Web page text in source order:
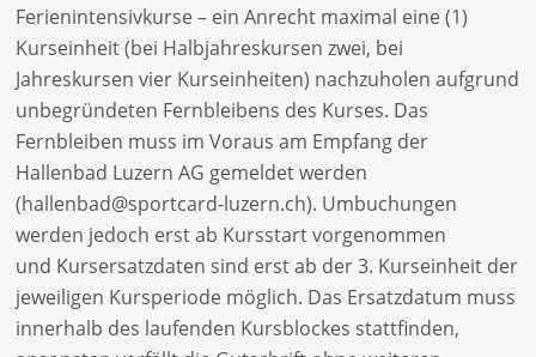
Ferienintensivkurse – ein Anrecht maximal eine (1)
Kurseinheit (bei Halbjahreskursen zwei, bei
Jahreskursen vier Kurseinheiten) nachzuholen aufgrund
unbegründeten Fernbleibens des Kurses. Das
Fernbleiben muss im Voraus am Empfang der
Hallenbad Luzern AG gemeldet werden
(hallenbad@sportcard-luzern.ch). Umbuchungen
werden jedoch erst ab Kursstart vorgenommen
und Kursersatzdaten sind erst ab der 3. Kurseinheit der
jeweiligen Kursperiode möglich. Das Ersatzdatum muss
innerhalb des laufenden Kursblockes stattfinden,